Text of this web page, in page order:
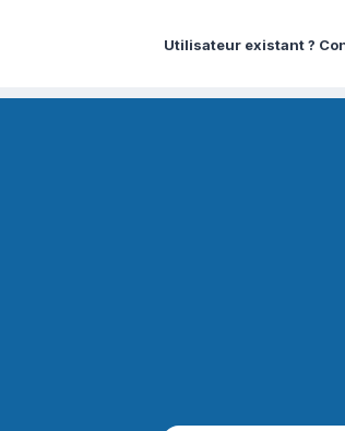
Utilisateur existant ?